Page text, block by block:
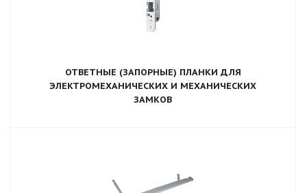
ОТВЕТНЫЕ (ЗАПОРНЫЕ) ПЛАНКИ ДЛЯ
ЭЛЕКТРОМЕХАНИЧЕСКИХ И МЕХАНИЧЕСКИХ
ЗАМКОВ